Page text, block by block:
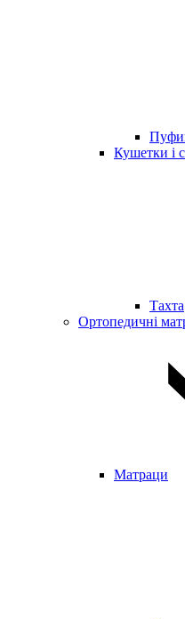
Кушетки і
Тахта
Ортопедичні
Матраци